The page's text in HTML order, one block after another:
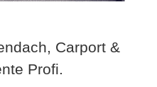
Carport &
Profi.